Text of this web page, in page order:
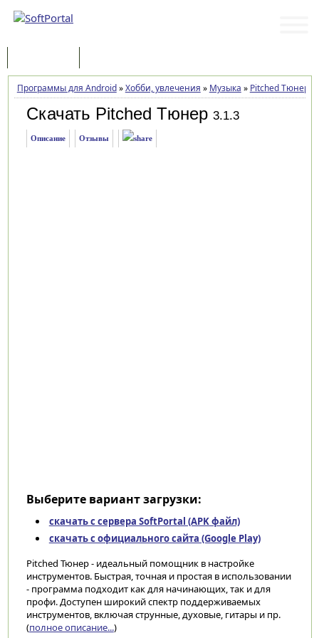
Программы для Android»Хобби, увлечения » Музыка » Pitched Tюнер
Скачать Pitched Tюнер 3.1.3
Описание Отзывы
Выберите вариант загрузки:
скачать с сервера SoftPortal (APK файл)
скачать с официального сайта (Google Play)
Pitched Тюнер - идеальный помощник в настройке
инструментов. Быстрая, точная и простая в использовании
- программа подходит как для начинающих, так и для
профи. Доступен широкий спектр поддерживаемых
инструментов, включая струнные, духовые, гитары и пр.
(полное описание...)